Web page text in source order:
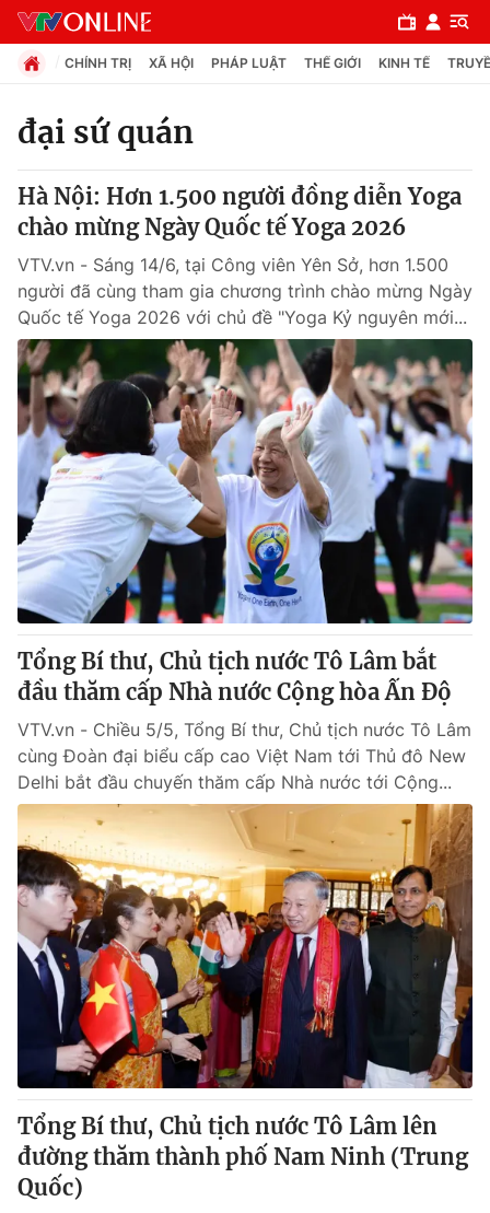
Chuyên mục
Chính trị
Xã hội
Pháp luật
Y tế
Thế giới
Tin tức
Thế giới đó đây
Câu chuyện quốc tế
Kinh tế
Tài chính
Thị trường
Góc doanh nghiệp
Dữ liệu và đời sống
Truyền hình
Hậu trường
Nhân vật
Khán giả
Giải sao mai
Giải trí
Điện ảnh
Âm nhạc
Sao
Đời sống
Du lịch
Làm đẹp
Chất lượng cuộc sống
Giáo dục
Tuyển sinh
Học trực tuyến
Công nghệ
Hitech Công nghệ tương lai
Sản phẩm
Thị trường
Tư vấn
Giao lưu trực tuyến
Lịch phát sóng
Chuyên mục khác
Emagazine Podcast
CHÍNH TRỊ XÃ HỘI PHÁP LUẬT THẾ GIỚI KINH TẾ
đại sứ quán
Hà Nội: Hơn 1.500 người đồng diễn Yoga
chào mừng Ngày Quốc tế Yoga 2026
VTV.vn - Sáng 14/6, tại Công viên Yên Sở, hơn 1.500
người đã cùng tham gia chương trình chào mừng Ngày
Quốc tế Yoga 2026 với chủ đề "Yoga Kỷ nguyên mới...
Tổng Bí thư, Chủ tịch nước Tô Lâm bắt
đầu thăm cấp Nhà nước Cộng hòa Ấn Độ
VTV.vn - Chiều 5/5, Tổng Bí thư, Chủ tịch nước Tô Lâm
cùng Đoàn đại biểu cấp cao Việt Nam tới Thủ đô New
Delhi bắt đầu chuyến thăm cấp Nhà nước tới Cộng...
Tổng Bí thư, Chủ tịch nước Tô Lâm lên
đường thăm thành phố Nam Ninh (Trung
Quốc)